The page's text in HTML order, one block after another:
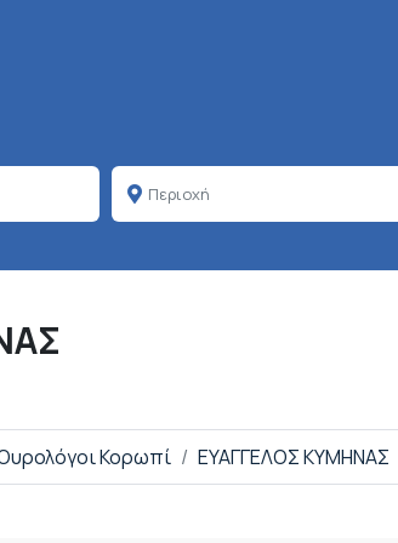
Κορωπί ΕΥΑΓΓΕΛΟΣ ΚΥΜΗΝΑΣ